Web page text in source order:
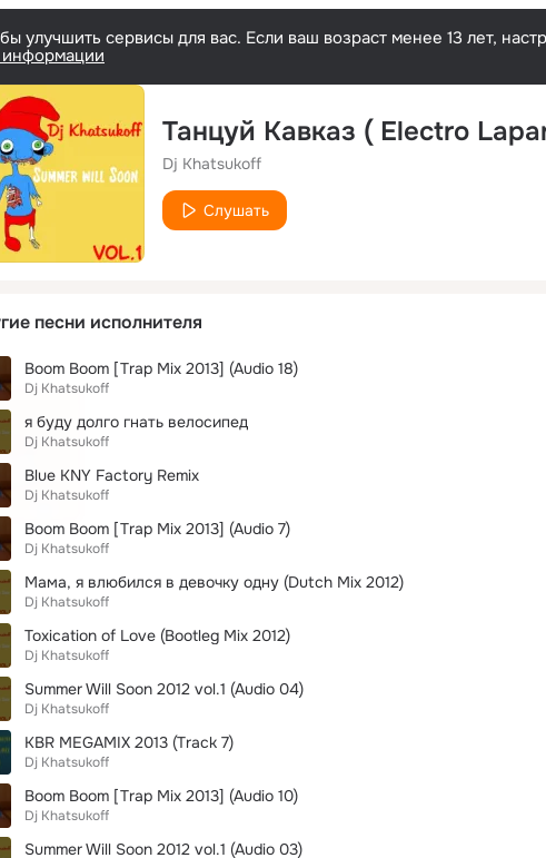
улучшить сервисы для вас. Если ваш возраст менее 13 лет,
Танцуй Кавказ ( Electro
Dj Khatsukoff
Слушать
песни исполнителя
Boom Boom [Trap Mix 2013] (Audio 18)
Dj Khatsukoff
я буду долго гнать велосипед
Dj Khatsukoff
Blue KNY Factory Remix
Dj Khatsukoff
Boom Boom [Trap Mix 2013] (Audio 7)
Dj Khatsukoff
Мама, я влюбился в девочку одну (Dutch Mix 2012)
Dj Khatsukoff
Toxication of Love (Bootleg Mix 2012)
Dj Khatsukoff
Summer Will Soon 2012 vol.1 (Audio 04)
Dj Khatsukoff
KBR MEGAMIX 2013 (Track 7)
Dj Khatsukoff
Boom Boom [Trap Mix 2013] (Audio 10)
Dj Khatsukoff
Summer Will Soon 2012 vol.1 (Audio 03)